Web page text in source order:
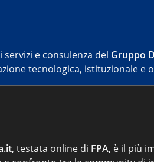
servizi e consulenza del Gruppo
tecnologica, istituzionale e
, testata online di FPA, è il più